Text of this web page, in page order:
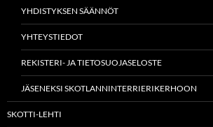
YHDISTYKSEN SÄÄNNÖT
YHTEYSTIEDOT
REKISTERI- JA TIETOSUOJASELOSTE
JÄSENEKSI SKOTLANNINTERRIERIKERHOON
SKOTTI-LEHTI